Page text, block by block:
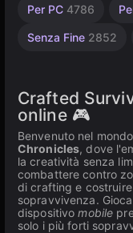
Per PC 4786
Senza Fine 2852
Costruzione
Alta
3571
Browser
Crafted
online 🎮
Benvenuto nel
Chronicles, dove
la creatività senza
combattere contro
di crafting e
sopravvivenza.
dispositivomobile
solo i più forti